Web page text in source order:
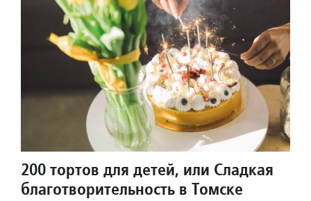
200 тортов для детей, или Сладкая
благотворительность в Томске